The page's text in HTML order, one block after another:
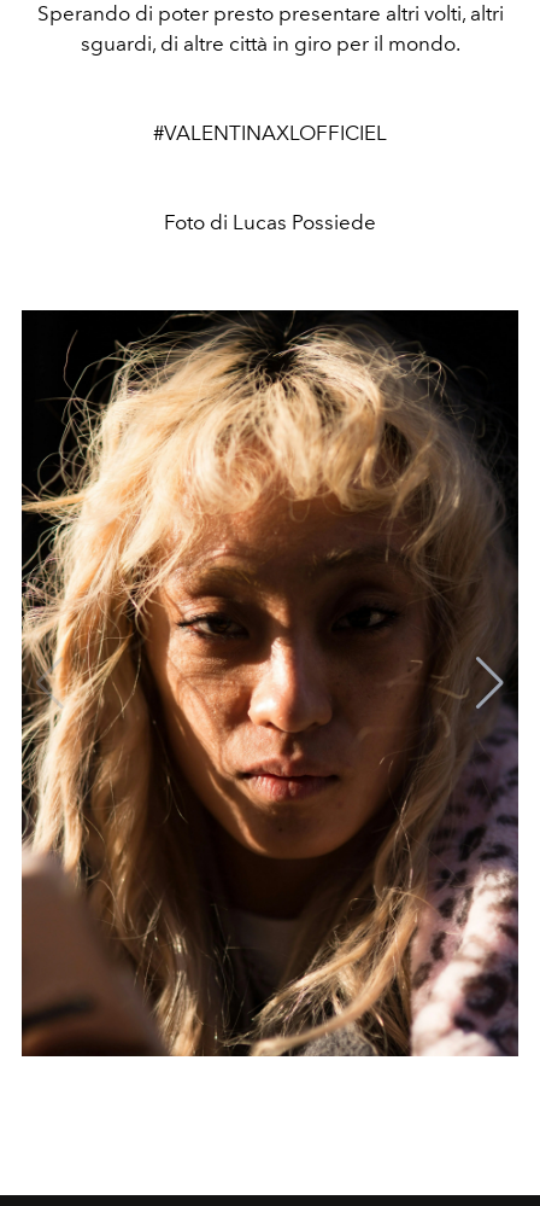
Sperando di poter presto presentare altri volti, altri
sguardi, di altre città in giro per il mondo.
#VALENTINAXLOFFICIEL
Foto di Lucas Possiede